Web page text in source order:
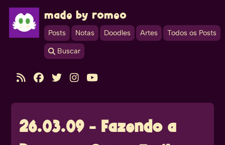
made by romeo
Posts Notas Doodles Artes Todos os Posts
 Buscar
    
26.03.09 - Fazendo a